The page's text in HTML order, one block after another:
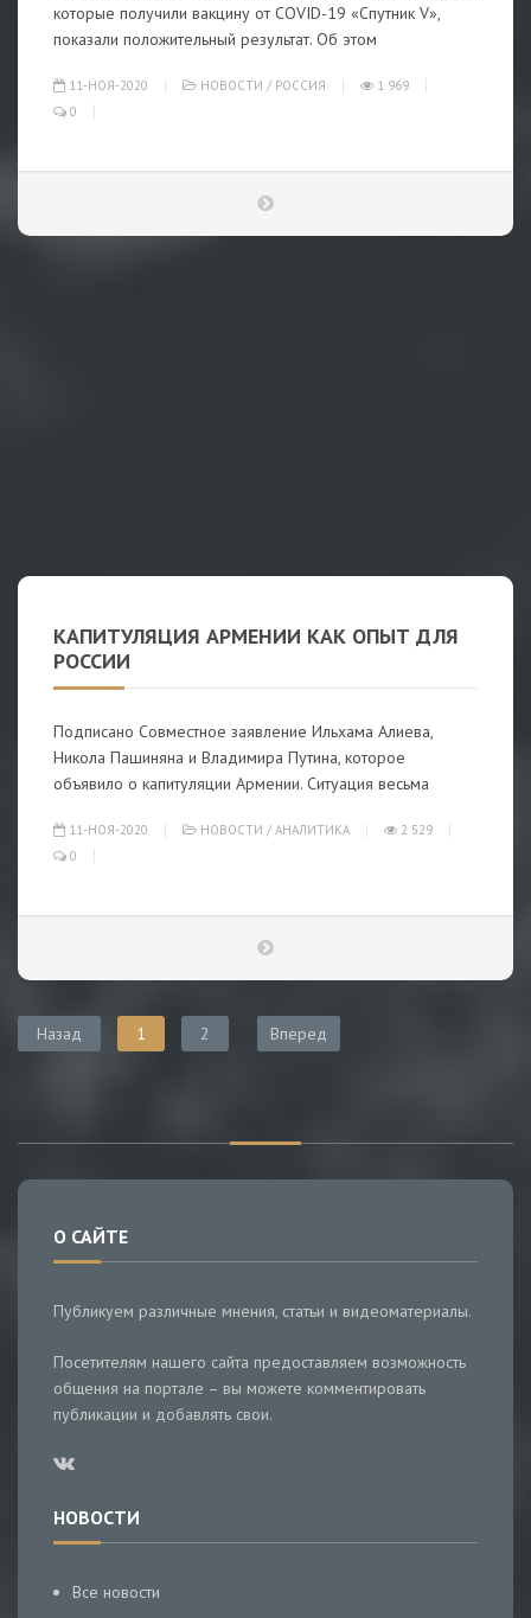
которые получили вакцину от COVID-19 «Спутник V»,
показали положительный результат. Об этом
11-НОЯ-2020 НОВОСТИ / РОССИЯ
1 969
0
КАПИТУЛЯЦИЯ АРМЕНИИ КАК ОПЫТ ДЛЯ
РОССИИ
Подписано Совместное заявление Ильхама Алиева,
Никола Пашиняна и Владимира Путина, которое
объявило о капитуляции Армении. Ситуация весьма
11-НОЯ-2020 НОВОСТИ / АНАЛИТИКА
2 529
0
Назад 1 2 Вперед
О САЙТЕ
Публикуем различные мнения, статьи и видеоматериалы.
Посетителям нашего сайта предоставляем возможность
общения на портале – вы можете комментировать
публикации и добавлять свои.
НОВОСТИ
Все новости